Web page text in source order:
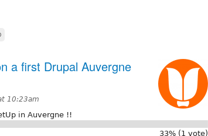
a first Drupal Auvergne
10:23am
in Auvergne !!
33% (1 vote)